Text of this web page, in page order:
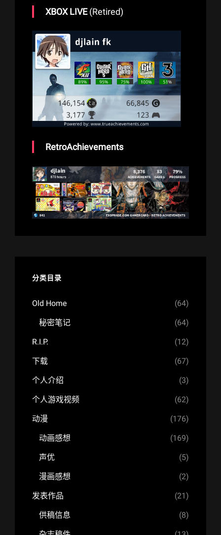
XBOX LIVE(Retired)
RetroAchievements
分类目录
Old Home (64)
秘密笔记 (64)
R.I.P. (12)
下载 (67)
个人介绍 (3)
个人游戏视频 (62)
动漫 (176)
动画感想 (169)
声优 (5)
漫画感想 (2)
发表作品 (21)
供稿信息 (8)